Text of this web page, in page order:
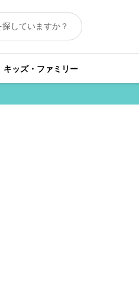
キッズ・ファミリー